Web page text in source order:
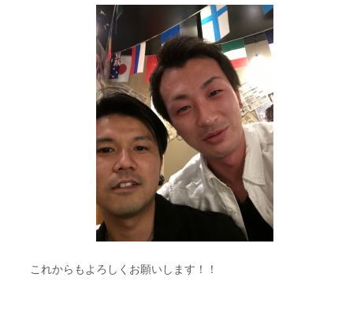
これからもよろしくお願いします！！